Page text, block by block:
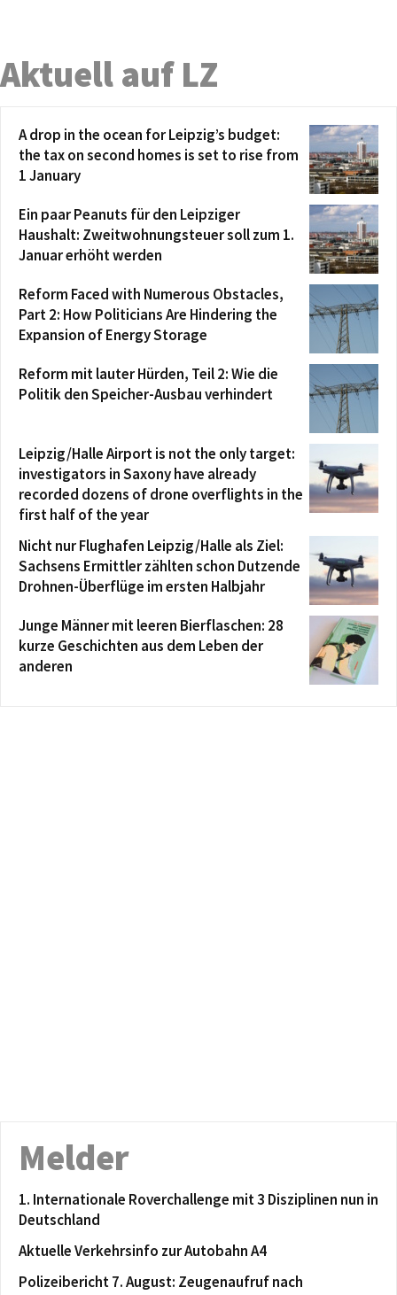
Aktuell auf LZ
A drop in the ocean for Leipzig’s budget:
the tax on second homes is set to rise from
1 January
Ein paar Peanuts für den Leipziger
Haushalt: Zweitwohnungsteuer soll zum 1.
Januar erhöht werden
Reform Faced with Numerous Obstacles,
Part 2: How Politicians Are Hindering the
Expansion of Energy Storage
Reform mit lauter Hürden, Teil 2: Wie die
Politik den Speicher-Ausbau verhindert
Leipzig/Halle Airport is not the only target:
investigators in Saxony have already
recorded dozens of drone overflights in the
first half of the year
Nicht nur Flughafen Leipzig/Halle als Ziel:
Sachsens Ermittler zählten schon Dutzende
Drohnen-Überflüge im ersten Halbjahr
Junge Männer mit leeren Bierflaschen: 28
kurze Geschichten aus dem Leben der
anderen
Melder
1. Internationale Roverchallenge mit 3 Disziplinen nun in
Deutschland
Aktuelle Verkehrsinfo zur Autobahn A4
Polizeibericht 7. August: Zeugenaufruf nach